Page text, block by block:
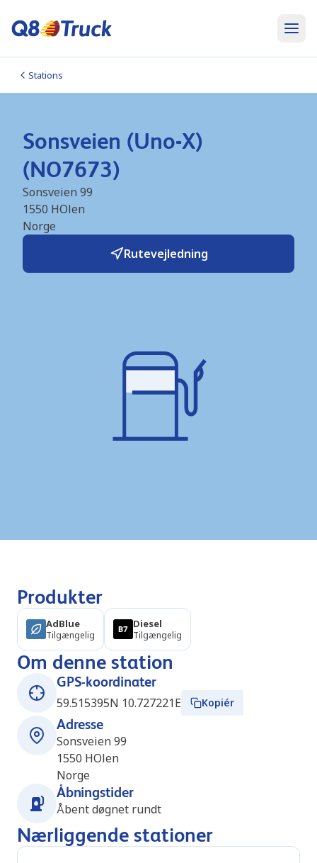
Stations
Sonsveien (Uno-X)
(NO7673)
Sonsveien 99
1550 HOlen
Norge
Rutevejledning
Produkter
AdBlue
Tilgængelig
Diesel
Tilgængelig
Om denne station
GPS-koordinater
59.515395N 10.727221E
Kopiér
Adresse
Sonsveien 99
1550 HOlen
Norge
Åbningstider
Åbent døgnet rundt
Nærliggende stationer